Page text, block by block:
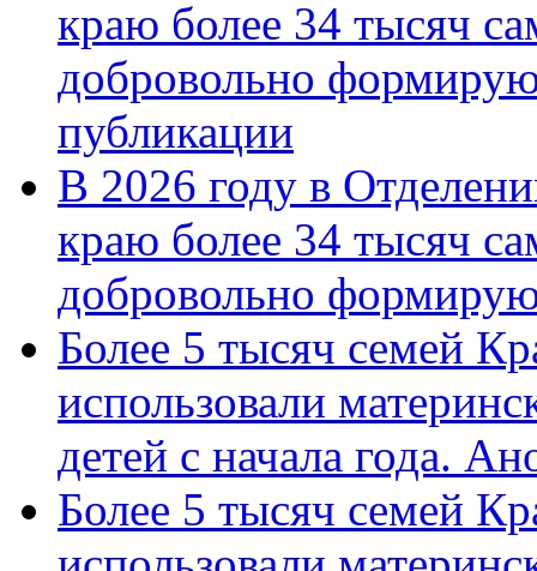
краю более 34 тысяч
добровольно
публикации
В 2026 году в
краю более 34 тысяч
добровольно
Более 5 тысяч семей
использовали
детей с начала года.
Более 5 тысяч семей